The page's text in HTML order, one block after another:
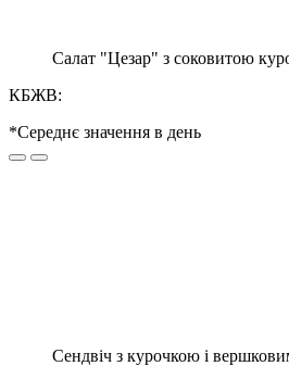
Салат "Цезар" з соковитою
КБЖВ:
*Середнє значення в день
Сендвіч з курочкою і